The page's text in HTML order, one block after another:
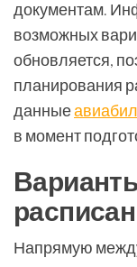
документам.
возможных
обновляется,
планирования
данные
в момент
Напрямую